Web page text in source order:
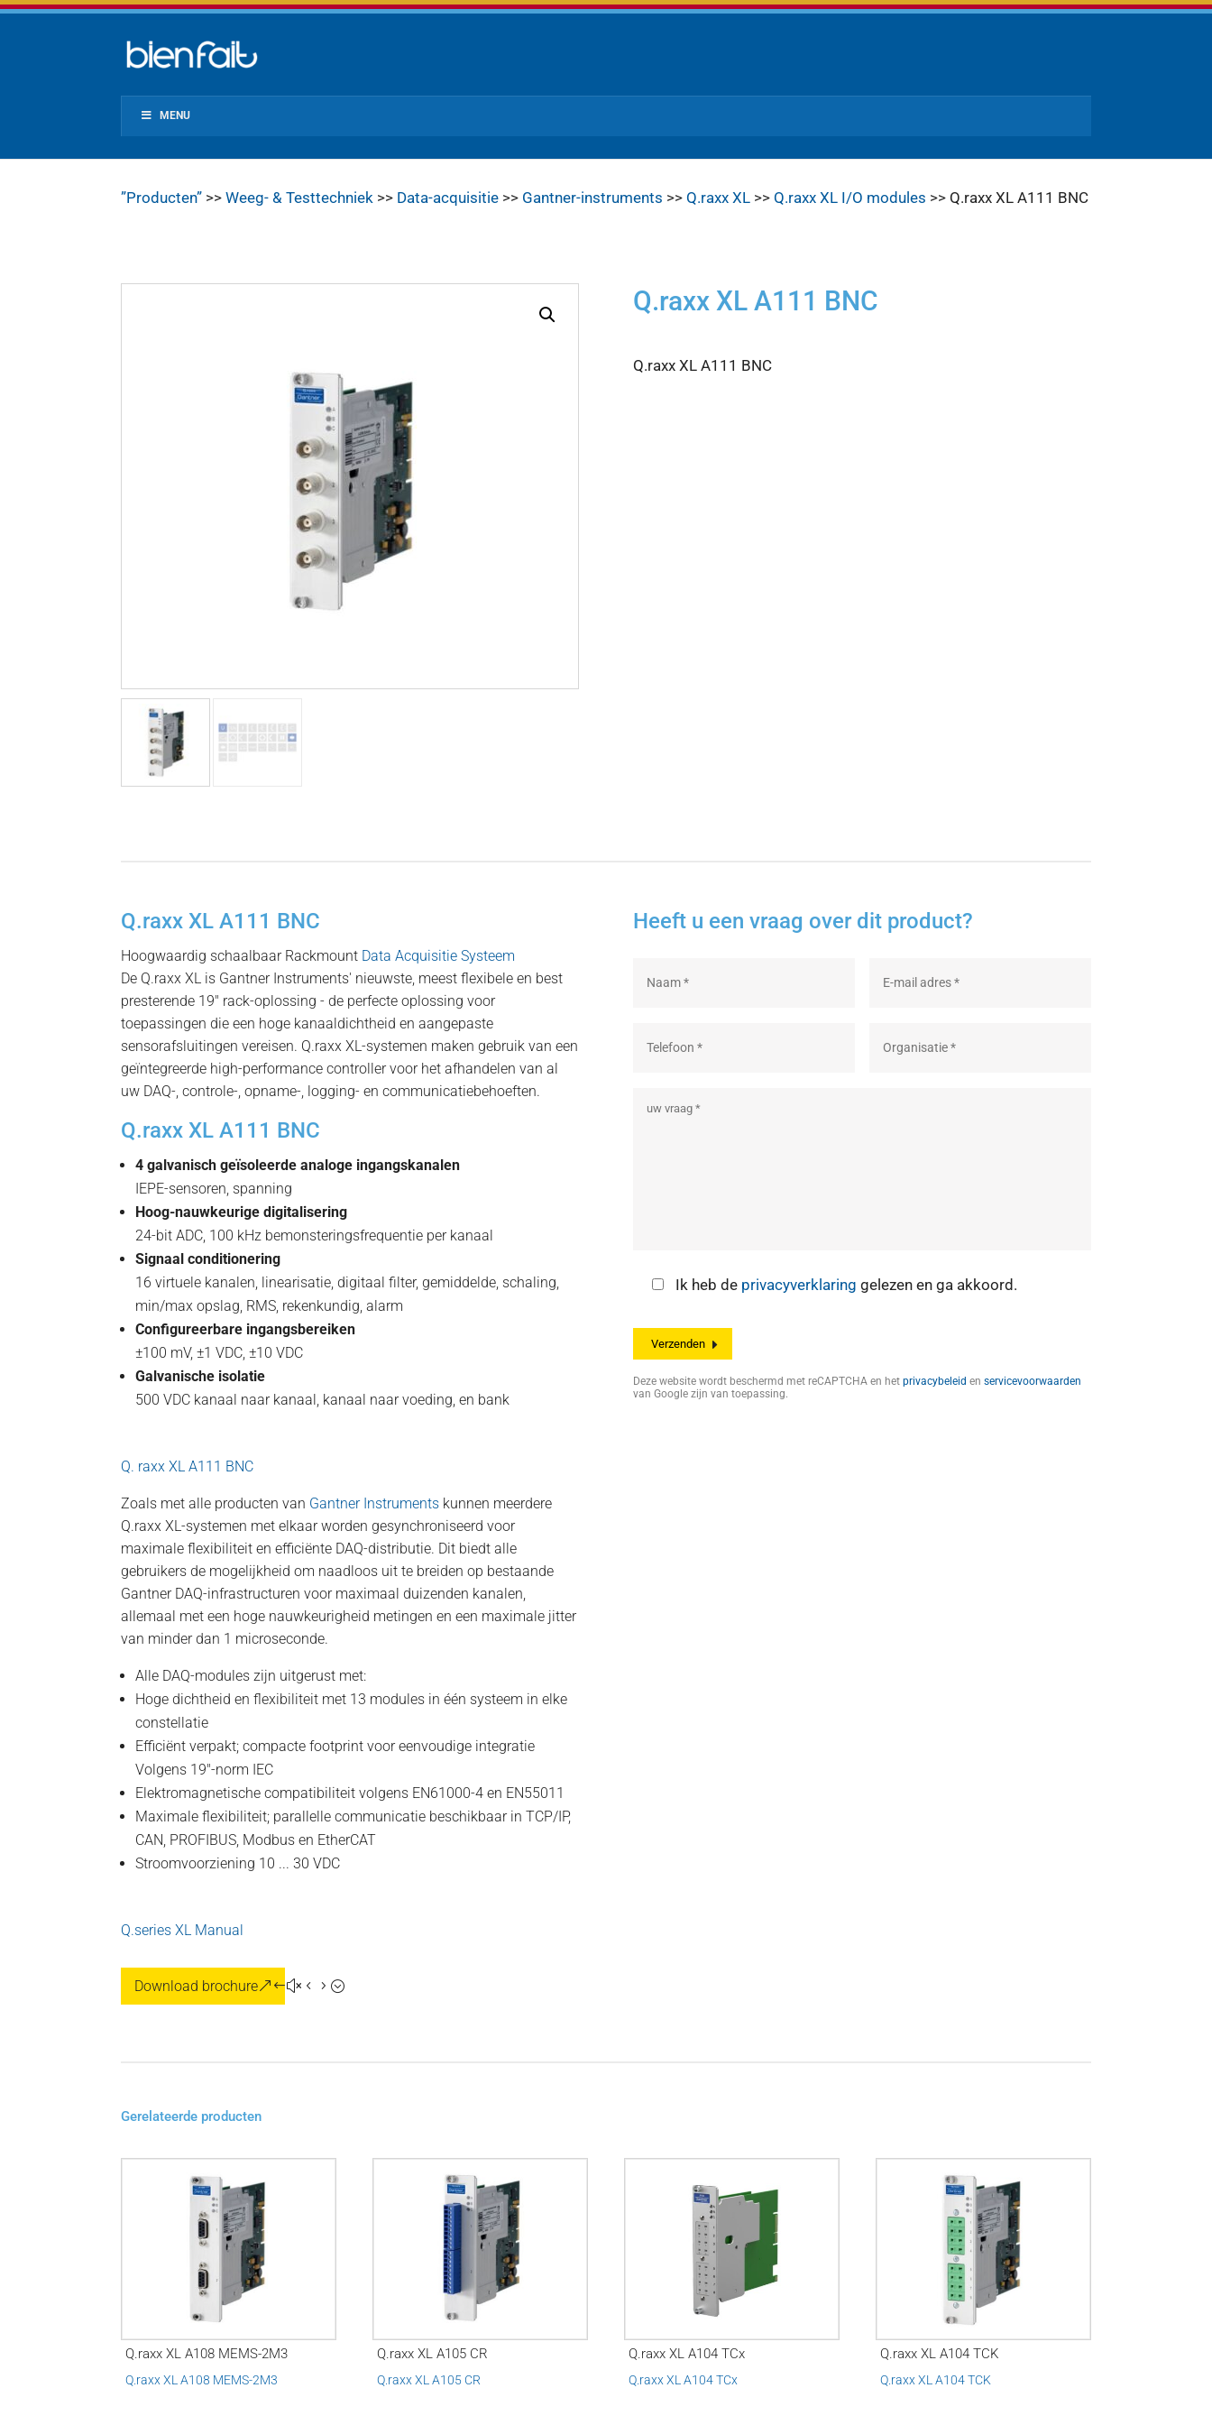
MENU
”Producten” >>Weeg- & Testtechniek >> Data-acquisitie >> Gantner-instruments >> Q.raxx XL >> Q.raxx XL I/O modules >> Q.raxx XL A111 BNC
Q.raxx XL A111 BNC
Q.raxx XL A111 BNC
Q.raxx XL A111 BNC
Hoogwaardig schaalbaar Rackmount Data Acquisitie Systeem
De Q.raxx XL is Gantner Instruments' nieuwste, meest flexibele en best
presterende 19″ rack-oplossing - de perfecte oplossing voor
toepassingen die een hoge kanaaldichtheid en aangepaste
sensorafsluitingen vereisen. Q.raxx XL-systemen maken gebruik van een
geïntegreerde high-performance controller voor het afhandelen van al
uw DAQ-, controle-, opname-, logging- en communicatiebehoeften.
Q.raxx XL A111 BNC
4 galvanisch geïsoleerde analoge ingangskanalen
IEPE-sensoren, spanning
Hoog-nauwkeurige digitalisering
24-bit ADC, 100 kHz bemonsteringsfrequentie per kanaal
Signaal conditionering
16 virtuele kanalen, linearisatie, digitaal filter, gemiddelde, schaling,
min/max opslag, RMS, rekenkundig, alarm
Configureerbare ingangsbereiken
±100 mV, ±1 VDC, ±10 VDC
Galvanische isolatie
500 VDC kanaal naar kanaal, kanaal naar voeding, en bank
Q. raxx XL A111 BNC
Zoals met alle producten van Gantner Instruments kunnen meerdere
Q.raxx XL-systemen met elkaar worden gesynchroniseerd voor
maximale flexibiliteit en efficiënte DAQ-distributie. Dit biedt alle
gebruikers de mogelijkheid om naadloos uit te breiden op bestaande
Gantner DAQ-infrastructuren voor maximaal duizenden kanalen,
allemaal met een hoge nauwkeurigheid metingen en een maximale jitter
van minder dan 1 microseconde.
Alle DAQ-modules zijn uitgerust met:
Hoge dichtheid en flexibiliteit met 13 modules in één systeem in elke
constellatie
Efficiënt verpakt; compacte footprint voor eenvoudige integratie
Volgens 19"-norm IEC
Elektromagnetische compatibiliteit volgens EN61000-4 en EN55011
Maximale flexibiliteit; parallelle communicatie beschikbaar in TCP/IP,
CAN, PROFIBUS, Modbus en EtherCAT
Stroomvoorziening 10 ... 30 VDC
Q.series XL Manual
Download brochure
Heeft u een vraag over dit product?
Ik heb de privacyverklaring gelezen en ga akkoord.
Deze website wordt beschermd met reCAPTCHA en het privacybeleid en servicevoorwaarden
van Google zijn van toepassing.
Gerelateerde producten
Q.raxx XL A108 MEMS-2M3
Q.raxx XL A108 MEMS-2M3
Q.raxx XL A105 CR
Q.raxx XL A105 CR
Q.raxx XL A104 TCx
Q.raxx XL A104 TCx
Q.raxx XL A104 TCK
Q.raxx XL A104 TCK